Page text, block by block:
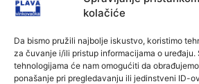
kolačiće
Da bismo pružili najbolje iskustvo, koristimo
za čuvanje i/ili pristup informacijama o uređaju.
tehnologijama će nam omogućiti da
ponašanje pri pregledavanju ili jedinstveni ID-
Aktualno
Plava vinkovačka - 6